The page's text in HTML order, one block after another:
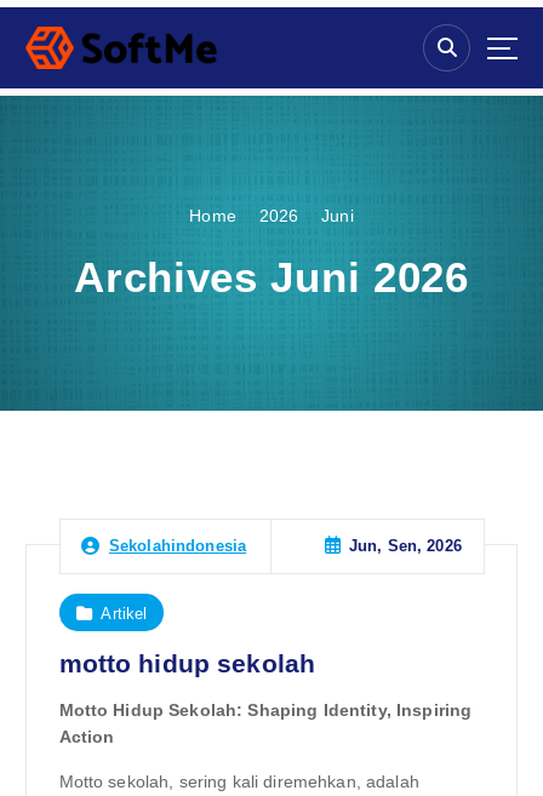
S
p
Home 2026 Juni
Archives Juni 2026
Sekolahindonesia Jun, Sen, 2026
Artikel
motto hidup sekolah
Motto Hidup Sekolah: Shaping Identity, Inspiring
Action
Motto sekolah, sering kali diremehkan, adalah